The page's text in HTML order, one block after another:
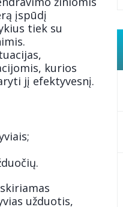
įspūdį
tiek su
kurios
jį efektyvesnį.
užduotis,